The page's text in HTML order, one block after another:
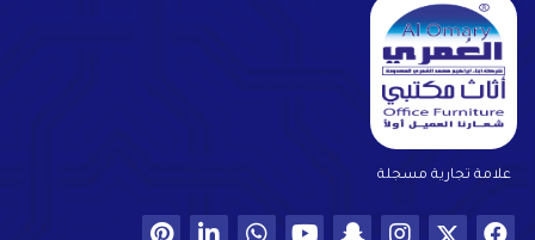
علامة تجارية مسجلة